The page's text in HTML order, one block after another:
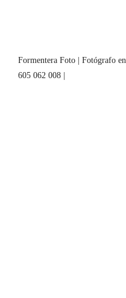
Formentera Foto | Fotógrafo
605 062 008 |